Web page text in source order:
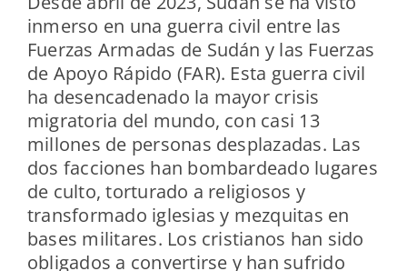
inmerso en una guerra civil entre las
Fuerzas Armadas de Sudán y las Fuerzas
de Apoyo Rápido (FAR). Esta guerra civil
ha desencadenado la mayor crisis
migratoria del mundo, con casi 13
millones de personas desplazadas. Las
dos facciones han bombardeado lugares
de culto, torturado a religiosos y
transformado iglesias y mezquitas en
bases militares. Los cristianos han sido
obligados a convertirse y han sufrido